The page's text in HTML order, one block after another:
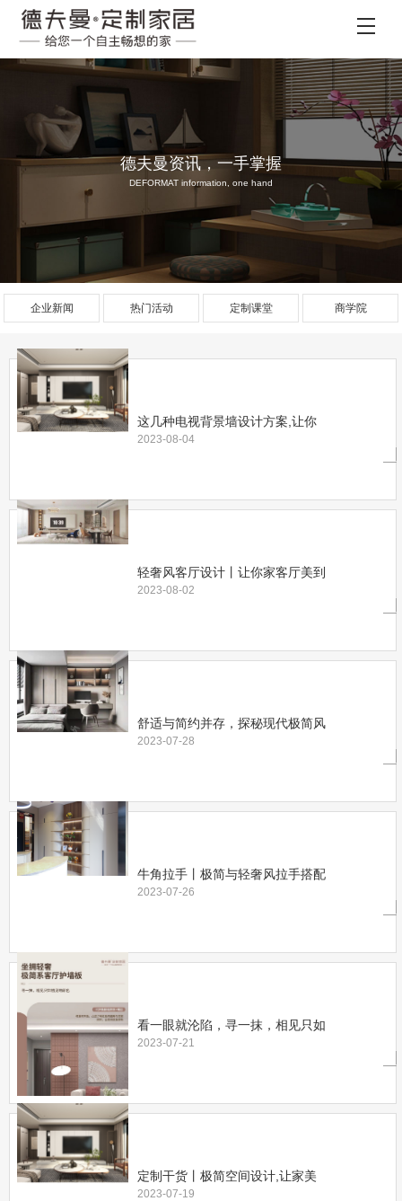
德夫曼资讯，一手掌握
DEFORMAT information, one hand
企业新闻 热门活动 定制课堂 商学院
这几种电视背景墙设计方案,让你
2023-08-04
轻奢风客厅设计丨让你家客厅美到
2023-08-02
舒适与简约并存，探秘现代极简风
2023-07-28
牛角拉手丨极简与轻奢风拉手搭配
2023-07-26
看一眼就沦陷，寻一抹，相见只如
2023-07-21
定制干货丨极简空间设计,让家美
2023-07-19